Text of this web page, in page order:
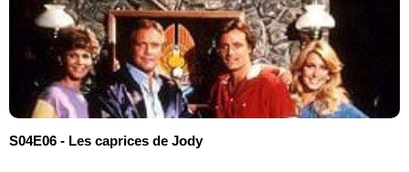
S04E06 - Les caprices de Jody